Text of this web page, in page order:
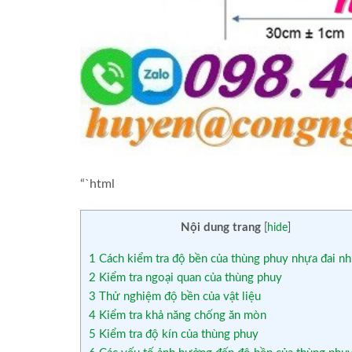
“`html
Nội dung trang hide
1 Cách kiểm tra độ bền của thùng phuy nhựa đai
2 Kiểm tra ngoại quan của thùng phuy
3 Thử nghiệm độ bền của vật liệu
4 Kiểm tra khả năng chống ăn mòn
5 Kiểm tra độ kín của thùng phuy